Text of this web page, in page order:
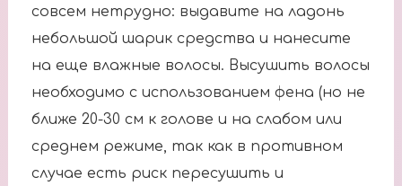
совсем нетрудно: выдавите на ладонь
небольшой шарик средства и нанесите
на еще влажные волосы. Высушить волосы
необходимо с использованием фена (но не
ближе 20-30 см к голове и на слабом или
среднем режиме, так как в противном
случае есть риск пересушить и